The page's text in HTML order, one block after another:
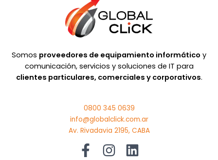
Somos proveedores de equipamiento informático y
comunicación, servicios y soluciones de IT para
clientes particulares, comerciales y corporativos.
0800 345 0639
info@globalclick.com.ar
Av. Rivadavia 2195, CABA